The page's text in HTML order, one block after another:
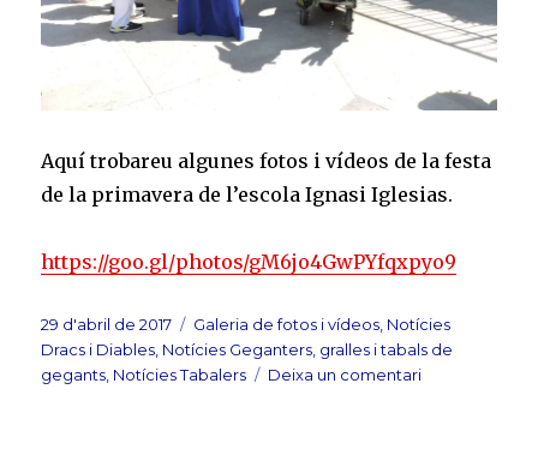
Aquí trobareu algunes fotos i vídeos de la festa
de la primavera de l’escola Ignasi Iglesias.
https://goo.gl/photos/gM6jo4GwPYfqxpyo9
Publicat
el
29 d'abril de 2017 Categories
Galeria de fotos i vídeos Notícies
Dracs i Diables Notícies Geganters, gralles i tabals de
gegants Notícies Tabalers Deixa un comentaria